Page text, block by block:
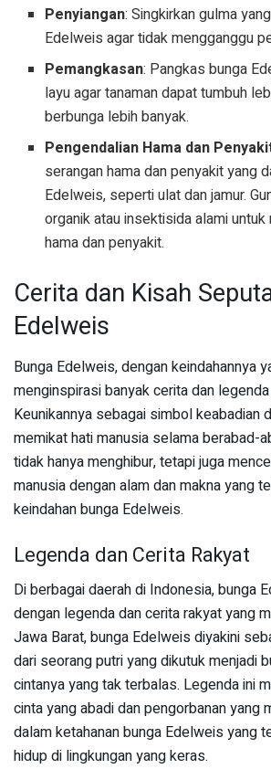
Penyiangan: Singkirkan gulma
Edelweis agar tidak mengganggu
Pemangkasan: Pangkas bunga
layu agar tanaman dapat tumbuh
berbunga lebih banyak.
Pengendalian Hama dan
serangan hama dan penyakit yang
Edelweis, seperti ulat dan jamur.
organik atau insektisida alami
hama dan penyakit.
Cerita dan Kisah
Edelweis
Bunga Edelweis, dengan keindahannya
menginspirasi banyak cerita dan
Keunikannya sebagai simbol keabadian
memikat hati manusia selama berabad-
tidak hanya menghibur, tetapi juga
manusia dengan alam dan makna yang
keindahan bunga Edelweis.
Legenda dan Cerita Rakyat
Di berbagai daerah di Indonesia, bunga
dengan legenda dan cerita rakyat yang
Jawa Barat, bunga Edelweis diyakini
dari seorang putri yang dikutuk menjadi
cintanya yang tak terbalas. Legenda ini
cinta yang abadi dan pengorbanan yang
dalam ketahanan bunga Edelweis yang
hidup di lingkungan yang keras.